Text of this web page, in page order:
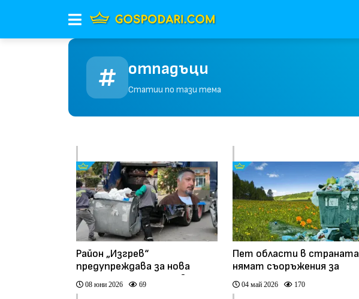
отпадъци
Статии по тази тема
Район „Изгрев“
предупреждава за нова
криза с отпадъците в
София (видео)
08 юни 2026 69
Пет области в страната
нямат съоръжения за
опасни отпадъци
04 май 2026 170